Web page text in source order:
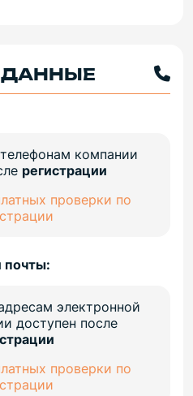
ДАННЫЕ
компании
регистрации
проверки по
почты:
электронной
доступен после
проверки по